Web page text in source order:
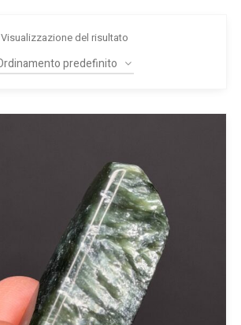
Visualizzazione del risultato